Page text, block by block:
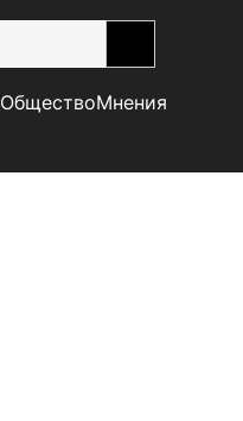
ОбществоМнения